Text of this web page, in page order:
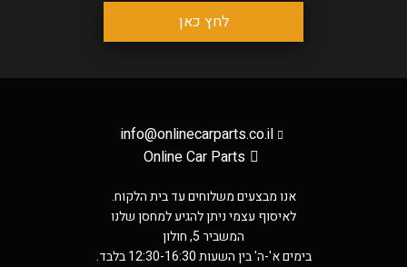
לחץ כאן
info@onlinecarparts.co.il
Online Car Parts
אנו מבצעים משלוחים עד בית הלקוח.
לאיסוף עצמי ניתן להגיע למחסן שלנו
המשביר 5, חולון
בימים א'-ה' בין השעות 12:30-16:30 בלבד.